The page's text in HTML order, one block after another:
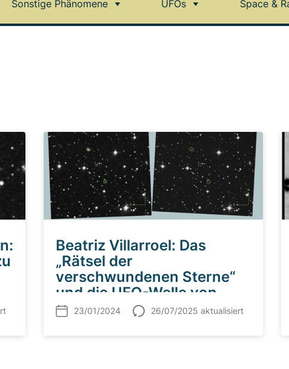
Sonstige Phänomene UFOs Space &
Beatriz Villarroel: Das
„Rätsel der
verschwundenen Sterne“
und die UFO-Welle von
Washington 1952
23/01/2024 26/07/2025 aktualisiert